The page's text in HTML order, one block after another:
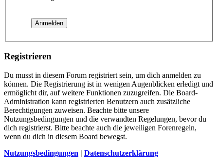
Registrieren
Du musst in diesem Forum registriert sein, um dich anmelden zu
können. Die Registrierung ist in wenigen Augenblicken erledigt und
ermöglicht dir, auf weitere Funktionen zuzugreifen. Die Board-
Administration kann registrierten Benutzern auch zusätzliche
Berechtigungen zuweisen. Beachte bitte unsere
Nutzungsbedingungen und die verwandten Regelungen, bevor du
dich registrierst. Bitte beachte auch die jeweiligen Forenregeln,
wenn du dich in diesem Board bewegst.
Nutzungsbedingungen | Datenschutzerklärung